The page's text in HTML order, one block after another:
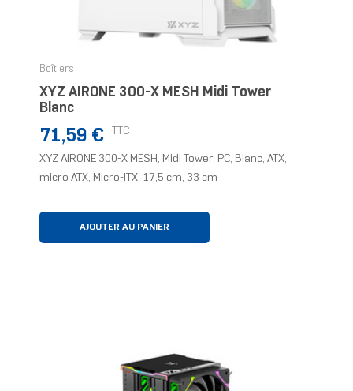
Boîtiers
XYZ AIRONE 300-X MESH Midi Tower
Blanc
Prix
71,59 € TTC
XYZ AIRONE 300-X MESH, Midi Tower, PC, Blanc, ATX,
micro ATX, Micro-ITX, 17,5 cm, 33 cm
AJOUTER AU PANIER